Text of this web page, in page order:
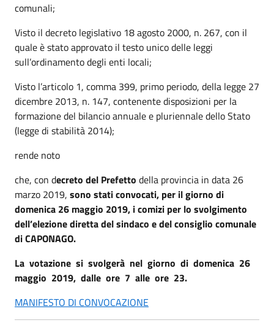
comunali;
Visto il decreto legislativo 18 agosto 2000, n. 267, con il
quale è stato approvato il testo unico delle leggi
sull’ordinamento degli enti locali;
Visto l’articolo 1, comma 399, primo periodo, della legge 27
dicembre 2013, n. 147, contenente disposizioni per la
formazione del bilancio annuale e pluriennale dello Stato
(legge di stabilità 2014);
rende noto
che, con decreto del Prefetto della provincia in data 26
marzo 2019, sono stati convocati, per il giorno di
domenica 26 maggio 2019, i comizi per lo svolgimento
dell’elezione diretta del sindaco e del consiglio comunale
di CAPONAGO.
La votazione si svolgerà nel giorno di domenica 26
maggio 2019, dalle ore 7 alle ore 23.
MANIFESTO DI CONVOCAZIONE